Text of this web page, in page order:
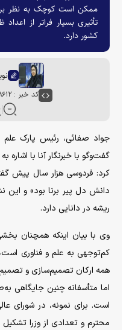
ممکن است کوچک به نظر
تأثیری بسیار فراتر از
کشور دارد.
کد خبر : ۱۰۵۹۶۱۲
جواد صفائی، رئیس پارک علم
گفت‌و‌گو با خبرنگار آنا با
کرد: فردوسی هزار سال پیش
دانش دل پیر برنا بود» و این
ریشه در دانایی دارد.
وی با بیان اینکه همچنان
کم‌توجهی به علم و فناوری است،
همه ارکان تصمیم‌سازی و
اما متأسفانه چنین جایگاهی
است. برای نمونه، در شورای
محترم و تعدادی از وزرا